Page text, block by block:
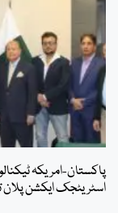
اسٹریٹجک ایکشن پلان